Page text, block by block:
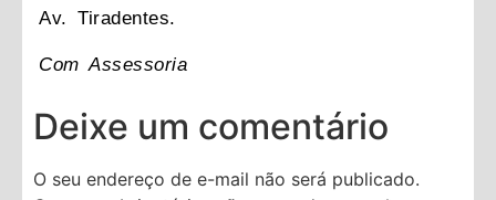
Av. Tiradentes.
Com Assessoria
Deixe um comentário
O seu endereço de e-mail não será publicado.